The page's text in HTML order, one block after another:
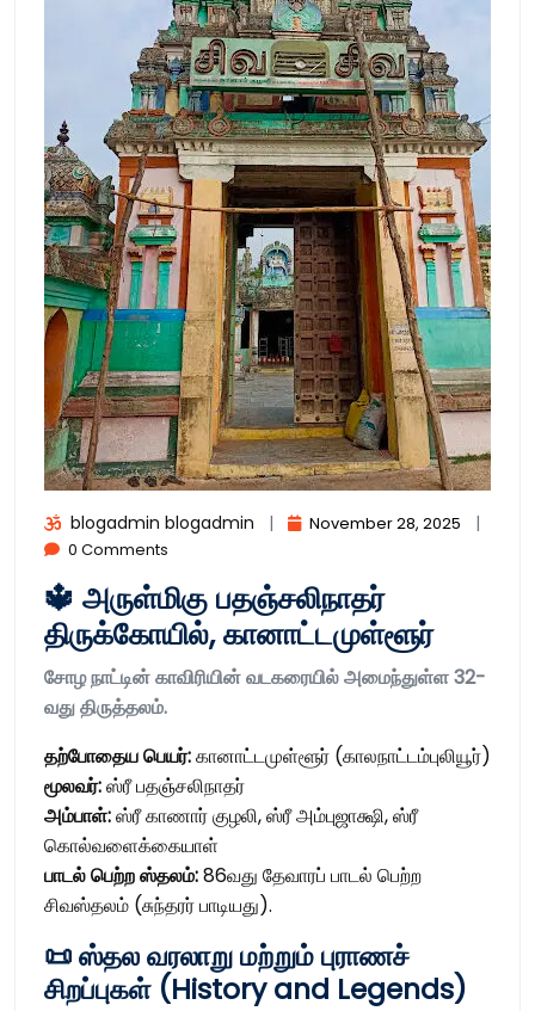
blogadmin blogadmin | November 28, 2025 |
0 Comments
🔱 அருள்மிகு பதஞ்சலிநாதர்
திருக்கோயில், கானாட்டமுள்ளூர்
சோழ நாட்டின் காவிரியின் வடகரையில் அமைந்துள்ள 32-
வது திருத்தலம்.
தற்போதைய பெயர்:கானாட்டமுள்ளூர் (காலநாட்டம்புலியூர்)
மூலவர்:ஸ்ரீ பதஞ்சலிநாதர்
அம்பாள்:ஸ்ரீ காணார் குழலி, ஸ்ரீ அம்புஜாக்ஷி, ஸ்ரீ
கொல்வளைக்கையாள்
பாடல் பெற்ற ஸ்தலம்:86வது தேவாரப் பாடல் பெற்ற
சிவஸ்தலம் (சுந்தரர் பாடியது).
📜 ஸ்தல வரலாறு மற்றும் புராணச்
சிறப்புகள் (History and Legends)